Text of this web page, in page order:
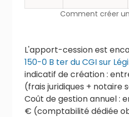
Comment créer
L'apport-cession est
150-0 B ter du CGI sur
indicatif de création :
(frais juridiques + notaire
Coût de gestion annuel :
€ (comptabilité dédiée